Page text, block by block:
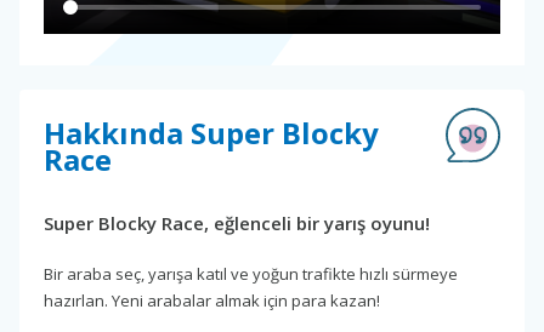
Hakkında Super Blocky
Race
Super Blocky Race, eğlenceli bir yarış oyunu!
Bir araba seç, yarışa katıl ve yoğun trafikte hızlı sürmeye
hazırlan. Yeni arabalar almak için para kazan!